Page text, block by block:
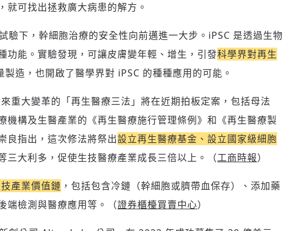
就可找出拯救廣大病患的解方。
驗下，幹細胞治療的安全性向前邁進一大步。iPSC 是透過生物
功能。實驗發現，可讓皮膚變年輕、增生，引發科學界對再生
造，也開啟了醫學界對 iPSC 的種種應用的可能。
重大變革的「再生醫療三法」將在近期拍板定案，包括母法
機構及生醫產業的《再生醫療施行管理條例》和《再生醫療製
良指出，這次修法將祭出設立再生醫療基金、設立國家級細胞
三大利多，促使生技醫療產業成長三倍以上。（工商時報）
產業價值鏈 ，包括包含冷鏈（幹細胞或臍帶血保存）、添加藥
端檢測與醫療應用等。（證券櫃檯買賣中心）